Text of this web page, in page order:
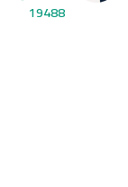
19488